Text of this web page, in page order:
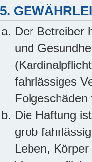
5.
Der Betreiber
und
fahrlässiges
Die Haftung
grob
Leben,